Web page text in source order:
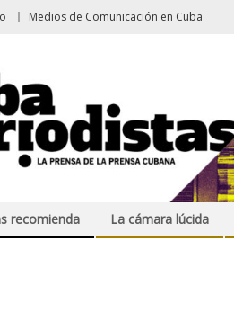
Medios de Comunicación en Cuba
recomienda La cámara lúcida